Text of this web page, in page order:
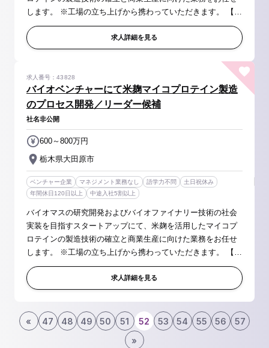
します。 ※工場の立ち上げから携わっていただきます。 【具
体的には】 研究開発からパイロットスケール、商業化までの
プロセス設計・最適化...求人詳細を見る
バイオベンチャーにて米麹マイコプロテイン製造
のプロセス開発／リーダー候補
求人番号：43828
社名非公開
栃木県大田原市
600～800万円
ベンチャー企業 マネジメント業務なし 語学力不問
土日祝休み
年間休日120日以上
中途入社5割以上
バイオマスの研究開発およびバイオファイナリー技術の社会
実装を目指すスタートアップにて、米麹を活用したマイコプ
ロテインの製造技術の確立と商業生産に向けた業務をお任せ
します。 ※工場の立ち上げから携わっていただきます。 【具
体的には】 研究開発からパイロットスケール、商業化までの
プロセス設計・最適化...求人詳細を見る
« 47 48 49 50 51 52 53 54 55 56
57
»